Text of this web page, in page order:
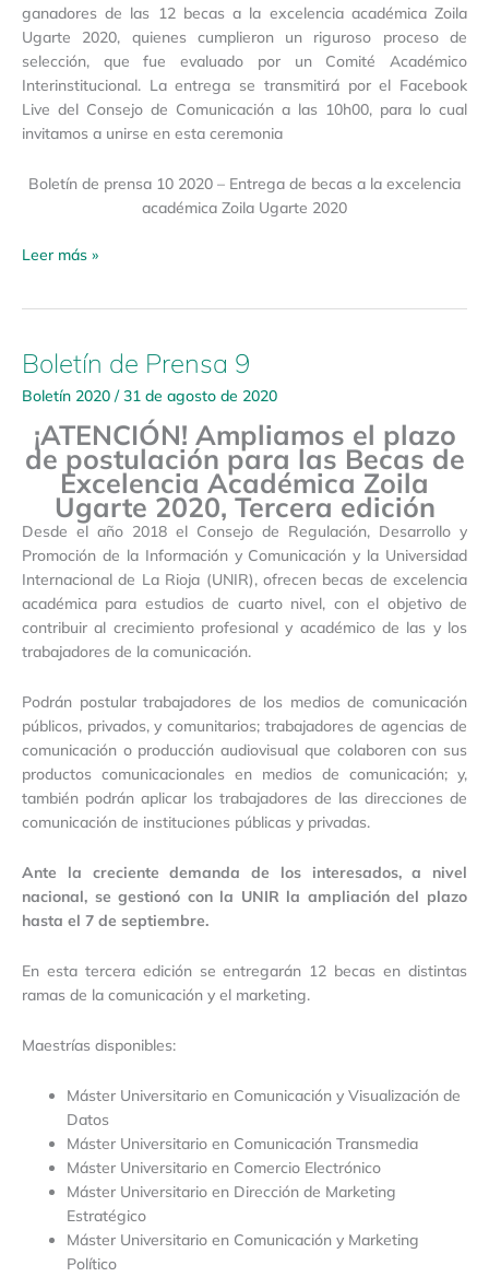
ganadores de las 12 becas a la excelencia académica Zoila
Ugarte 2020, quienes cumplieron un riguroso proceso de
selección, que fue evaluado por un Comité Académico
Interinstitucional. La entrega se transmitirá por el Facebook
Live del Consejo de Comunicación a las 10h00, para lo cual
invitamos a unirse en esta ceremonia
Boletín de prensa 10 2020 – Entrega de becas a la excelencia
académica Zoila Ugarte 2020
Leer más »
Boletín de Prensa 9
Boletín 2020 /31 de agosto de 2020
¡ATENCIÓN! Ampliamos el plazo
de postulación para las Becas de
Excelencia Académica Zoila
Ugarte 2020, Tercera edición
Desde el año 2018 el Consejo de Regulación, Desarrollo y
Promoción de la Información y Comunicación y la Universidad
Internacional de La Rioja (UNIR), ofrecen becas de excelencia
académica para estudios de cuarto nivel, con el objetivo de
contribuir al crecimiento profesional y académico de las y los
trabajadores de la comunicación.
Podrán postular trabajadores de los medios de comunicación
públicos, privados, y comunitarios; trabajadores de agencias de
comunicación o producción audiovisual que colaboren con sus
productos comunicacionales en medios de comunicación; y,
también podrán aplicar los trabajadores de las direcciones de
comunicación de instituciones públicas y privadas.
Ante la creciente demanda de los interesados, a nivel
nacional, se gestionó con la UNIR la ampliación del plazo
hasta el 7 de septiembre.
En esta tercera edición se entregarán 12 becas en distintas
ramas de la comunicación y el marketing.
Maestrías disponibles:
Máster Universitario en Comunicación y Visualización de
Datos
Máster Universitario en Comunicación Transmedia
Máster Universitario en Comercio Electrónico
Máster Universitario en Dirección de Marketing
Estratégico
Máster Universitario en Comunicación y Marketing
Político
Boletín
Prensa